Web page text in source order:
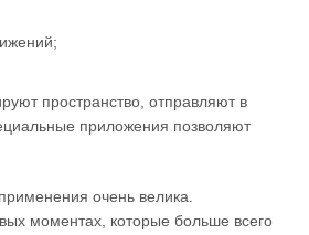
пространство, отправляют в
приложения позволяют
очень велика.
моментах, которые больше всего